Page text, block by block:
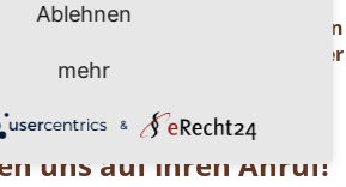
oder benötigen Hilfe ? Dann
uns einfach an unter der
4 1 / 8 0 2 9 1 7 1.
uns auf ihren Anruf!
Ablehnen
mehr
&